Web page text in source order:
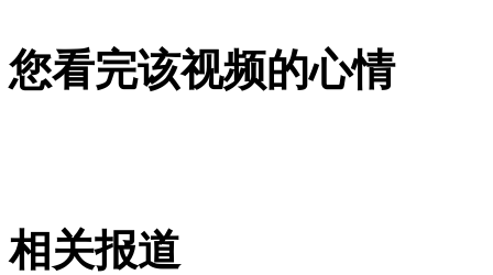
警方公布车主裸上身照片再证无顶包
山西运城恶犬咬伤多人 警民合力深夜将其击毙
您看完该视频的心情
相关报道